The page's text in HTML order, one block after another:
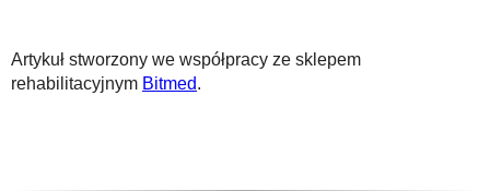
Artykuł stworzony we współpracy ze sklepem
rehabilitacyjnym Bitmed.